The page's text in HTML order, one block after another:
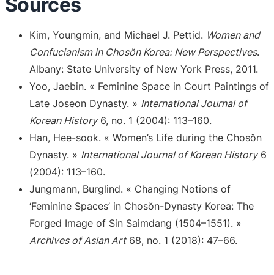
Kim, Youngmin, and Michael J. Pettid. Women and
Confucianism in Chosŏn Korea: New Perspectives.
Albany: State University of New York Press, 2011.
Yoo, Jaebin. « Feminine Space in Court Paintings of
Late Joseon Dynasty. » International Journal of
Korean History6, no. 1 (2004): 113–160.
Han, Hee-sook. « Women’s Life during the Chosŏn
Dynasty. » International Journal of Korean History6
(2004): 113–160.
Jungmann, Burglind. « Changing Notions of
‘Feminine Spaces’ in Chosŏn-Dynasty Korea: The
Forged Image of Sin Saimdang (1504–1551). »
Archives of Asian Art68, no. 1 (2018): 47–66.